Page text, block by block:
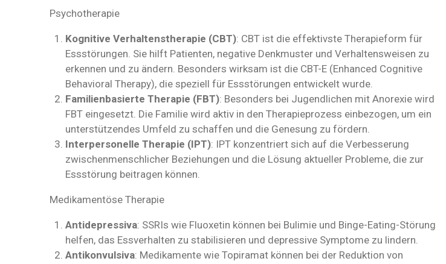
Psychotherapie
Kognitive Verhaltenstherapie (CBT): CBT ist die effektivste Therapieform für
Essstörungen. Sie hilft Patienten, negative Denkmuster und Verhaltensweisen zu
erkennen und zu ändern. Besonders wirksam ist die CBT-E (Enhanced Cognitive
Behavioral Therapy), die speziell für Essstörungen entwickelt wurde.
Familienbasierte Therapie (FBT): Besonders bei Jugendlichen mit Anorexie wird
FBT eingesetzt. Die Familie wird aktiv in den Therapieprozess einbezogen, um ein
unterstützendes Umfeld zu schaffen und die Genesung zu fördern.
Interpersonelle Therapie (IPT): IPT konzentriert sich auf die Verbesserung
zwischenmenschlicher Beziehungen und die Lösung aktueller Probleme, die zur
Essstörung beitragen können.
Medikamentöse Therapie
Antidepressiva: SSRIs wie Fluoxetin können bei Bulimie und Binge-Eating-Störung
helfen, das Essverhalten zu stabilisieren und depressive Symptome zu lindern.
Antikonvulsiva: Medikamente wie Topiramat können bei der Reduktion von